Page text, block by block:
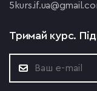
5
Тримай курс.